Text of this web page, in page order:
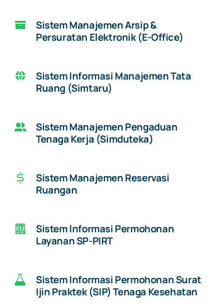
Sistem Manajemen Arsip &
Persuratan Elektronik (E-Office)
Sistem Informasi Manajemen Tata
Ruang (Simtaru)
Sistem Manajemen Pengaduan
Tenaga Kerja (Simduteka)
Sistem Manajemen Reservasi
Ruangan
Sistem Informasi Permohonan
Layanan SP-PIRT
Sistem Informasi Permohonan Surat
Ijin Praktek (SIP) Tenaga Kesehatan